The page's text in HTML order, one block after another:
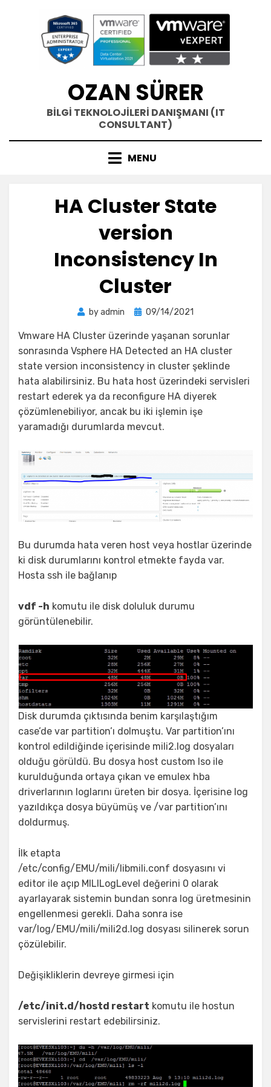
OZAN SÜRER
BİLGİ TEKNOLOJİLERİ DANIŞMANI (IT
CONSULTANT)
MENU
HA Cluster State
version
Inconsistency In
Cluster
byadmin
Posted
09/14/2021
Vmware HA Cluster üzerinde yaşanan sorunlar
sonrasında Vsphere HA Detected an HA cluster
state version inconsistency in cluster şeklinde
hata alabilirsiniz. Bu hata host üzerindeki servisleri
restart ederek ya da reconfigure HA diyerek
çözümlenebiliyor, ancak bu iki işlemin işe
yaramadığı durumlarda mevcut.
Bu durumda hata veren host veya hostlar üzerinde
ki disk durumlarını kontrol etmekte fayda var.
Hosta ssh ile bağlanıp
vdf -h komutu ile disk doluluk durumu
görüntülenebilir.
Disk durumda çıktısında benim karşılaştığım
case’de var partition’ı dolmuştu. Var partition’ını
kontrol edildiğinde içerisinde mili2.log dosyaları
olduğu görüldü. Bu dosya host custom Iso ile
kurulduğunda ortaya çıkan ve emulex hba
driverlarının loglarını üreten bir dosya. İçerisine log
yazıldıkça dosya büyümüş ve /var partition’ını
doldurmuş.
İlk etapta
/etc/config/EMU/mili/libmili.conf dosyasını vi
editor ile açıp MILILogLevel değerini 0 olarak
ayarlayarak sistemin bundan sonra log üretmesinin
engellenmesi gerekli. Daha sonra ise
var/log/EMU/mili/mili2d.log dosyası silinerek sorun
çözülebilir.
Değişikliklerin devreye girmesi için
/etc/init.d/hostd restart komutu ile hostun
servislerini restart edebilirsiniz.